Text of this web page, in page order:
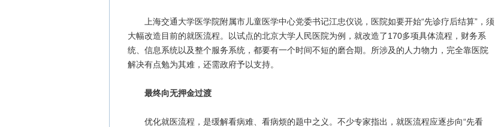
上海交通大学医学院附属市儿童医学中心党委书记江忠仪说，医院如要开始“先诊疗后结算”，须
大幅改造目前的就医流程。以试点的北京大学人民医院为例，就改造了170多项具体流程，财务系
统、信息系统以及整个服务系统，都要有一个时间不短的磨合期。所涉及的人力物力，完全靠医院
解决有点勉为其难，还需政府予以支持。
最终向无押金过渡
优化就医流程，是缓解看病难、看病烦的题中之义。不少专家指出，就医流程应逐步向“先看